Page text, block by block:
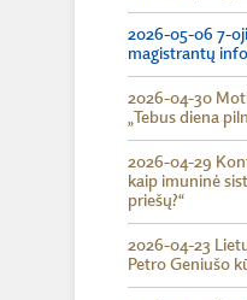
2026-05-06 7-
magistrantų
2026-04-30
„Tebus diena
2026-04-29
kaip imuninė
priešų?“
2026-04-23
Petro Geniušo